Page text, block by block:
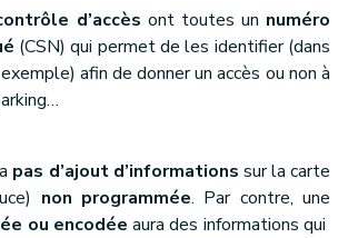
d’accès ont toutes un numéro
(CSN) qui permet de les identifier (dans
afin de donner un accès ou non à
pas d’ajout d’informations sur la carte
non programmée. Par contre, une
ou encodéeaura des informations qui